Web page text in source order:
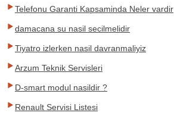
Telefonu Garanti Kapsaminda Neler vardir
damacana su nasil secilmelidir
Tiyatro izlerken nasil davranmaliyiz
Arzum Teknik Servisleri
D-smart modul nasildir ?
Renault Servisi Listesi